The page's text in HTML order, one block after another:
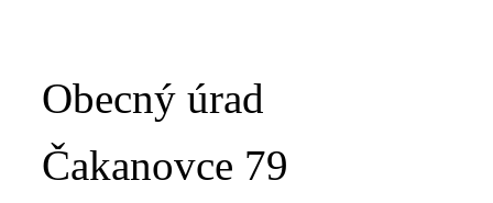
Obecný úrad
Čakanovce 79